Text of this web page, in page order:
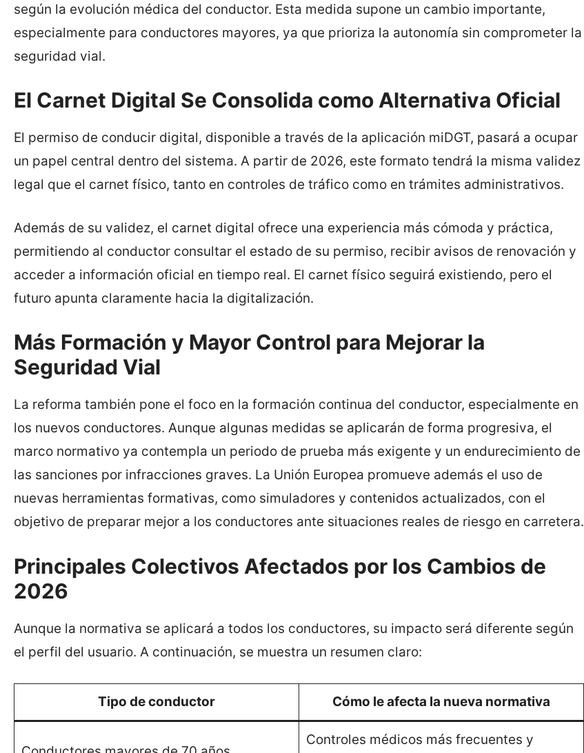
según la evolución médica del conductor. Esta medida supone un cambio importante,
especialmente para conductores mayores, ya que prioriza la autonomía sin comprometer la
seguridad vial.
El Carnet Digital Se Consolida como Alternativa Oficial
El permiso de conducir digital, disponible a través de la aplicación miDGT, pasará a ocupar
un papel central dentro del sistema. A partir de 2026, este formato tendrá la misma validez
legal que el carnet físico, tanto en controles de tráfico como en trámites administrativos.
Además de su validez, el carnet digital ofrece una experiencia más cómoda y práctica,
permitiendo al conductor consultar el estado de su permiso, recibir avisos de renovación y
acceder a información oficial en tiempo real. El carnet físico seguirá existiendo, pero el
futuro apunta claramente hacia la digitalización.
Más Formación y Mayor Control para Mejorar la
Seguridad Vial
La reforma también pone el foco en la formación continua del conductor, especialmente en
los nuevos conductores. Aunque algunas medidas se aplicarán de forma progresiva, el
marco normativo ya contempla un periodo de prueba más exigente y un endurecimiento de
las sanciones por infracciones graves. La Unión Europea promueve además el uso de
nuevas herramientas formativas, como simuladores y contenidos actualizados, con el
objetivo de preparar mejor a los conductores ante situaciones reales de riesgo en carretera.
Principales Colectivos Afectados por los Cambios de
2026
Aunque la normativa se aplicará a todos los conductores, su impacto será diferente según
el perfil del usuario. A continuación, se muestra un resumen claro:
Tipo de conductor Cómo le afecta la nueva normativa
Controles médicos más frecuentes y